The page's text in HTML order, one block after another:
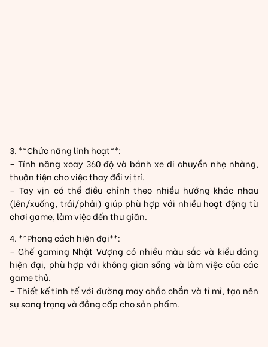
3. **Chức năng linh hoạt**:
– Tính năng xoay 360 độ và bánh xe di chuyển nhẹ nhàng,
thuận tiện cho việc thay đổi vị trí.
– Tay vịn có thể điều chỉnh theo nhiều hướng khác nhau
(lên/xuống, trái/phải) giúp phù hợp với nhiều hoạt động từ
chơi game, làm việc đến thư giãn.
4. **Phong cách hiện đại**:
– Ghế gaming Nhật Vượng có nhiều màu sắc và kiểu dáng
hiện đại, phù hợp với không gian sống và làm việc của các
game thủ.
– Thiết kế tinh tế với đường may chắc chắn và tỉ mỉ, tạo nên
sự sang trọng và đẳng cấp cho sản phẩm.